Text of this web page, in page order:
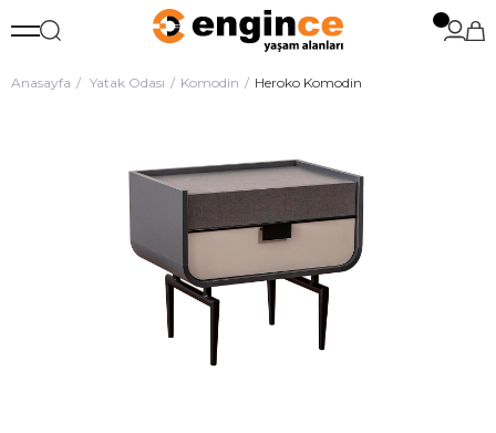
Anasayfa Yatak Odası Komodin Heroko Komodin